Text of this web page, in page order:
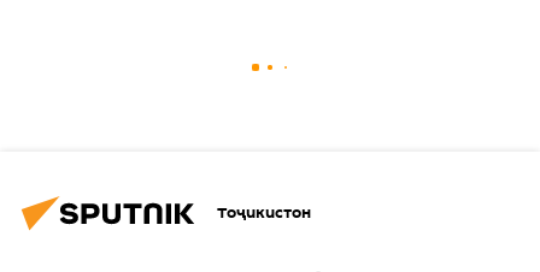
Тоҷикистон